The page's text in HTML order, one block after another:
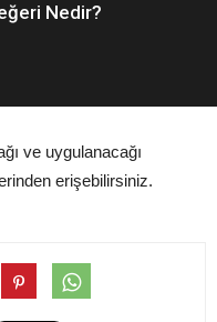
Nedir?
ve uygulanacağı
erişebilirsiniz.